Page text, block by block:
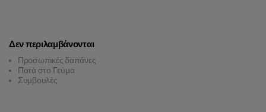
Δεν περιλαμβάνονται
Προσωπικές δαπάνες
Ποτά στο Γεύμα
Συμβουλές